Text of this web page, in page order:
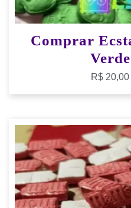
Comprar
Verde
R$ 20,00